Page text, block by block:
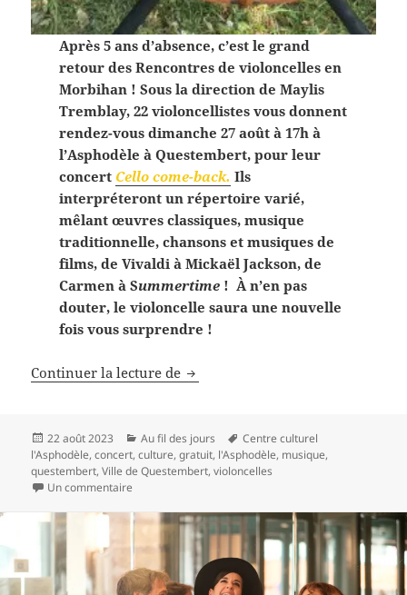
Après 5 ans d’absence, c’est le grand
retour des Rencontres de violoncelles en
Morbihan ! Sous la direction de Maylis
Tremblay, 22 violoncellistes vous donnent
rendez-vous dimanche 27 août à 17h à
l’Asphodèle à Questembert, pour leur
concert Cello come-back. Ils
interpréteront un répertoire varié,
mêlant œuvres classiques, musique
traditionnelle, chansons et musiques de
films, de Vivaldi à Mickaël Jackson, de
Carmen à Summertime! À n’en pas
douter, le violoncelle saura une nouvelle
fois vous surprendre !
Continuer la lecture de Le retour des Violoncelles à
Publié
le
22 août 2023 Catégories
Au fil des jours
Mots-
clés
Centre culturel
l'Asphodèle,concert,culture,gratuit, l'Asphodèle, musique,
questembert,Ville de Questembert,violoncelles
Un commentaire